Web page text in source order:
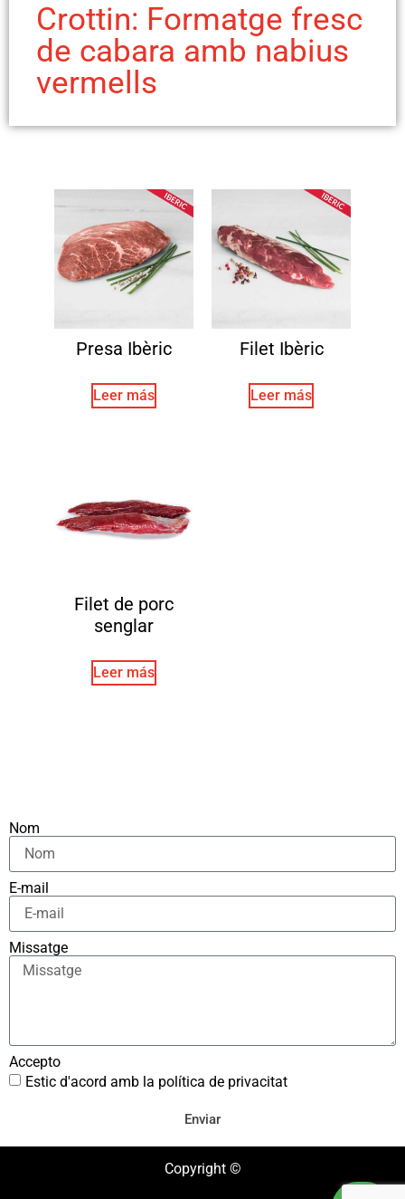
Crottin: Formatge fresc
de cabara amb nabius
vermells
Presa Ibèric
Leer más
Filet Ibèric
Leer más
Filet de porc
senglar
Leer más
Nom
E-mail
Missatge
Accepto
Estic d'acord amb la política de privacitat
Enviar
Copyright ©